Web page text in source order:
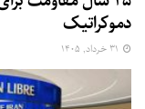
دموکراتیک